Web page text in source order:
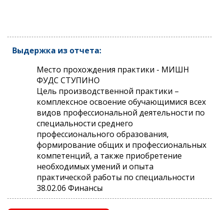
Выдержка из отчета:
Место прохождения практики - МИШН
ФУДС СТУПИНО
Цель производственной практики –
комплексное освоение обучающимися всех
видов профессиональной деятельности по
специальности среднего
профессионального образования,
формирование общих и профессиональных
компетенций, а также приобретение
необходимых умений и опыта
практической работы по специальности
38.02.06 Финансы